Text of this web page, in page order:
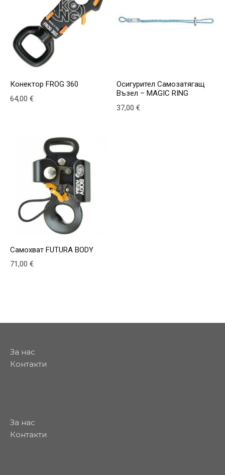
Конектор FROG 360
64,00 €
Осигурител Самозатягащ
Възел – MAGIC RING
37,00€
Самохват FUTURA BODY
71,00 €
За нас
Контакти
За нас
Контакти